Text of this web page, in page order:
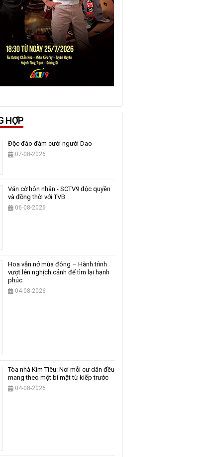
HỢP
Độc đáo đám cưới người Dao
07-08-2026
Ván cờ hôn nhân - SCTV9 độc quyền
và đồng thời với TVB
06-08-2026
Hoa vẫn nở mùa đông – Hành trình
vượt lên nghịch cảnh để tìm lại hạnh
phúc
04-08-2026
Tòa nhà Kim Tiêu: Nơi mỗi cư dân đều
mang theo một bí mật từ kiếp trước
04-08-2026